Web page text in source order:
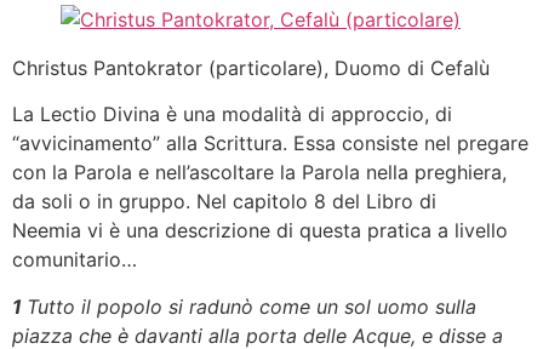
Christus Pantokrator (particolare), Duomo di Cefalù
La Lectio Divina è una modalità di approccio, di
“avvicinamento” alla Scrittura. Essa consiste nel pregare
con la Parola e nell’ascoltare la Parola nella preghiera,
da soli o in gruppo. Nel capitolo 8 del Libro di
Neemia vi è una descrizione di questa pratica a livello
comunitario…
1 Tutto il popolo si radunò come un sol uomo sulla
piazza che è davanti alla porta delle Acque, e disse a